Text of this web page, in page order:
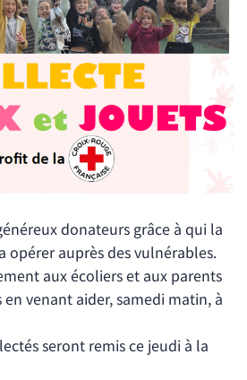
donateurs grâce à qui la
opérer auprès des vulnérables.
aux écoliers et aux parents
venant aider, samedi matin, à
seront remis ce jeudi à la